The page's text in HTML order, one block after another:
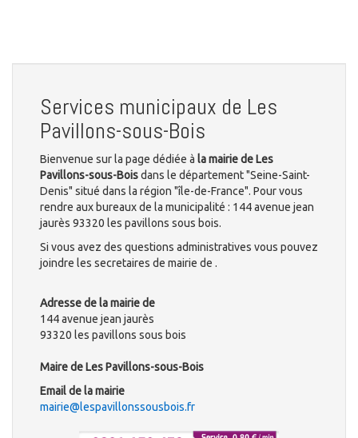
Services municipaux de Les
Pavillons-sous-Bois
Bienvenue sur la page dédiée à la mairie de Les
Pavillons-sous-Boisdans le département "Seine-Saint-
Denis" situé dans la région "île-de-France". Pour vous
rendre aux bureaux de la municipalité : 144 avenue jean
jaurès 93320 les pavillons sous bois.
Si vous avez des questions administratives vous pouvez
joindre les secretaires de mairie de .
Adresse de la mairie de
144 avenue jean jaurès
93320 les pavillons sous bois
Maire de Les Pavillons-sous-Bois
Email de la mairie
mairie@lespavillonssousbois.fr